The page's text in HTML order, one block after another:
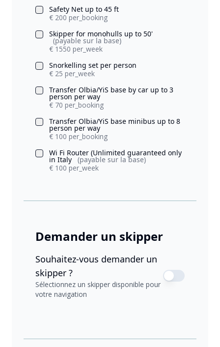
Safety Net up to 45 ft
€ 200 per_booking
Skipper for monohulls up to 50'
(payable sur la base)
€ 1550 per_week
Snorkelling set per person
€ 25 per_week
Transfer Olbia/YiS base by car up to 3
person per way
€ 70 per_booking
Transfer Olbia/YiS base minibus up to 8
person per way
€ 100 per_booking
Wi Fi Router (Unlimited guaranteed only
in Italy
(payable sur la base)
€ 100 per_week
Demander un skipper
Souhaitez-vous demander un
skipper ?
Sélectionnez un skipper disponible pour
votre navigation